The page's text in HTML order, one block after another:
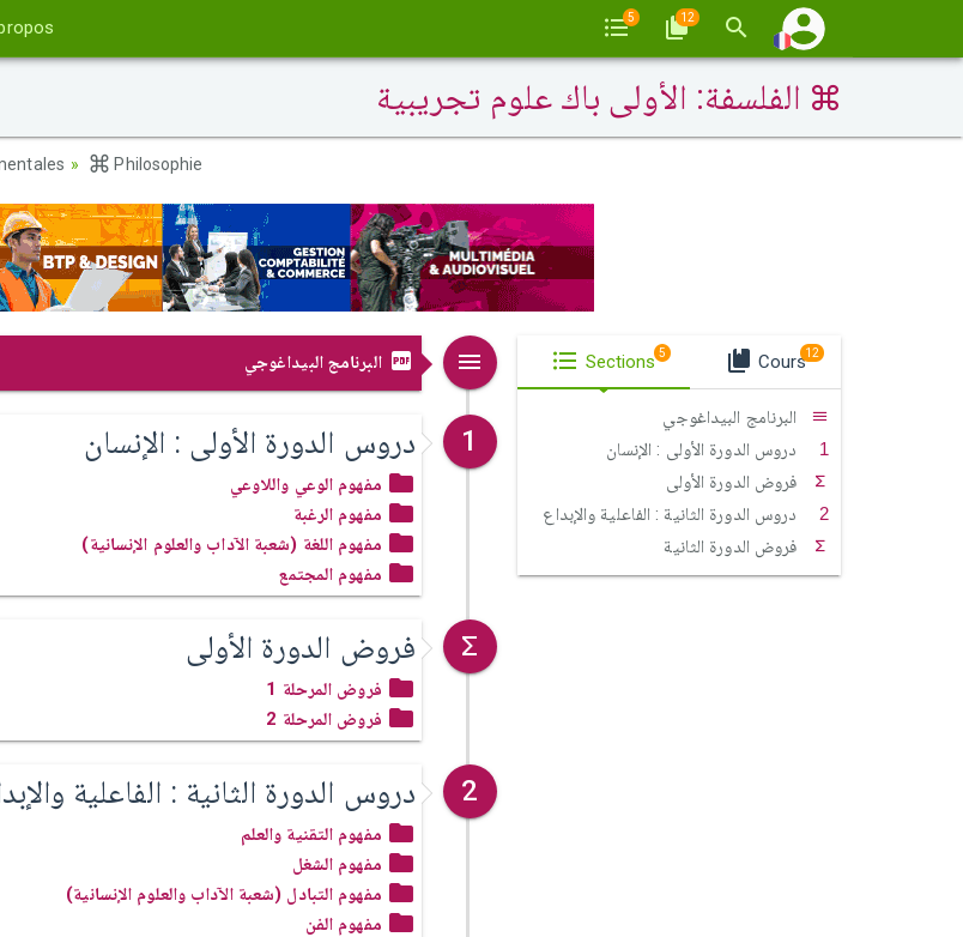
5 12
الفلسفة: الأولى باك علوم تجريبية
Philosophie
البرنامج البيداغوجي
1 دروس الدورة الأولى : الإنسان
مفهوم الوعي واللاوعي
مفهوم الرغبة
مفهوم اللغة (شعبة الآداب والعلوم الإنسانية)
مفهوم المجتمع
فروض الدورة الأولى
فروض المرحلة 1
فروض المرحلة 2
2 دروس الدورة الثانية : الفاعلية
مفهوم التقنية والعلم
مفهوم الشغل
مفهوم التبادل (شعبة الآداب والعلوم الإنسانية)
مفهوم الفن
Sections 5 Cours12
البرنامج البيداغوجي
دروس الدورة الأولى : الإنسان
فروض الدورة الأولى
دروس الدورة الثانية : الفاعلية والإبداع
فروض الدورة الثانية